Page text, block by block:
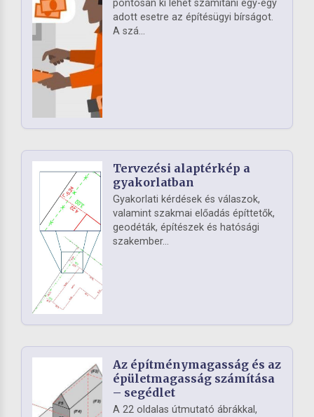
pontosan ki lehet számítani egy-egy
adott esetre az építésügyi bírságot.
A szá...
Tervezési alaptérkép a
gyakorlatban
Gyakorlati kérdések és válaszok,
valamint szakmai előadás építtetők,
geodéták, építészek és hatósági
szakember...
Az építménymagasság és az
épületmagasság számítása
– segédlet
A 22 oldalas útmutató ábrákkal,